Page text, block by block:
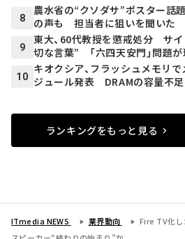
8
農水省の“クソダサ”ポスター話
の声も 担当者に狙いを聞いた
9
東大、60代教授を懲戒処分 サ
切な言葉” 「六四天安門」問題
10
キオクシア、フラッシュメモリ
ジュール発表 DRAMの容量不足
ランキングをもっと見る
ITmedia NEWS 業界動向
Fire TV化し